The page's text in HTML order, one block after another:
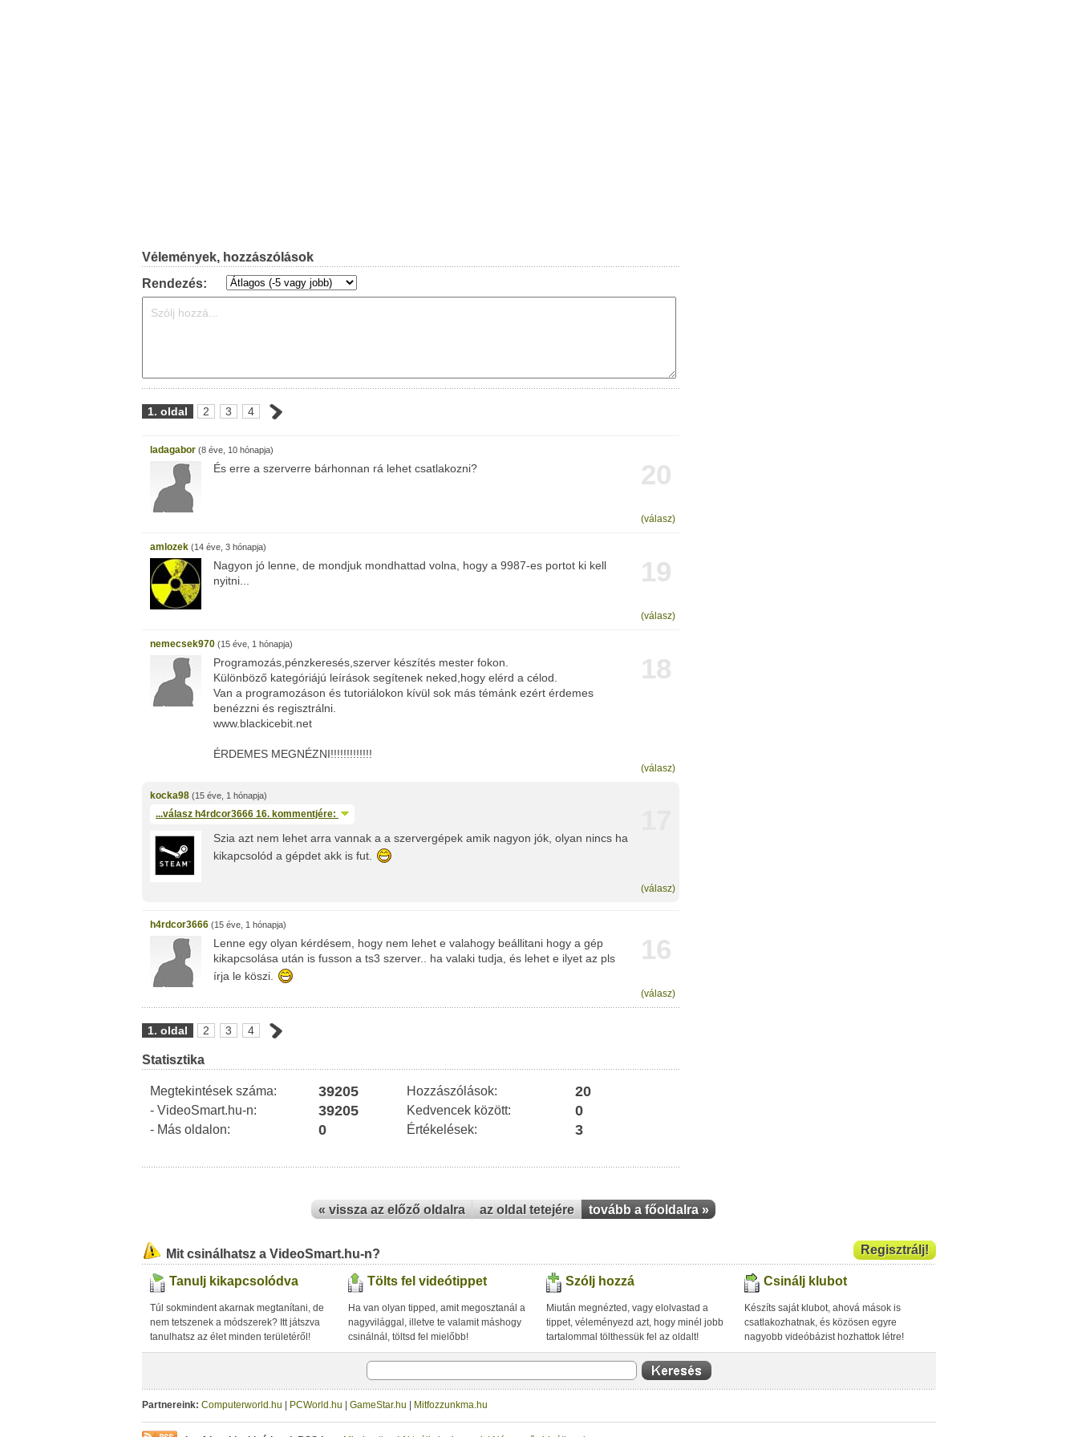
Vélemények, hozzászólások
Rendezés:
1. oldal 2 3 4
ladagabor (8 éve, 10 hónapja)
20
És erre a szerverre bárhonnan rá lehet csatlakozni?
(válasz)
amlozek (14 éve, 3 hónapja)
19
Nagyon jó lenne, de mondjuk mondhattad volna, hogy a 9987-es portot ki kell
nyitni...
(válasz)
nemecsek970 (15 éve, 1 hónapja)
18
Programozás,pénzkeresés,szerver készítés mester fokon.
Különböző kategóriájú leírások segítenek neked,hogy elérd a célod.
Van a programozáson és tutoriálokon kívül sok más témánk ezért érdemes
benézzni és regisztrálni.
www.blackicebit.net
ÉRDEMES MEGNÉZNI!!!!!!!!!!!!!
(válasz)
kocka98 (15 éve, 1 hónapja)
...válasz h4rdcor3666 16. kommentjére:
Szia azt nem lehet arra vannak a a szervergépek amik nagyon jók, olyan nincs ha
kikapcsolód a gépdet akk is fut.
(válasz)
h4rdcor3666 (15 éve, 1 hónapja)
16
Lenne egy olyan kérdésem, hogy nem lehet e valahogy beállitani hogy a gép
kikapcsolása után is fusson a ts3 szerver.. ha valaki tudja, és lehet e ilyet az pls
írja le köszi.
(válasz)
1. oldal 2 3 4
Statisztika
Megtekintések száma: 39205 Hozzászólások: 20
- VideoSmart.hu-n: 39205 Kedvencek között: 0
- Más oldalon: 0 Értékelések: 3
« vissza az előző oldalra az oldal tetejére tovább a főoldalra »
Regisztrálj!
Mit csinálhatsz a VideoSmart.hu-n?
Tanulj kikapcsolódva
Túl sokmindent akarnak megtanítani, de
nem tetszenek a módszerek? Itt játszva
tanulhatsz az élet minden területéről!
Tölts fel videótippet
Ha van olyan tipped, amit megosztanál a
nagyvilággal, illetve te valamit máshogy
csinálnál, töltsd fel mielőbb!
Szólj hozzá
Miután megnézted, vagy elolvastad a
tippet, véleményezd azt, hogy minél jobb
tartalommal tölthessük fel az oldalt!
Csinálj klubot
Készíts saját klubot, ahová mások is
csatlakozhatnak, és közösen egyre
nagyobb videóbázist hozhattok létre!
Partnereink: Computerworld.hu PCWorld.hu GameStar.hu Mitfozzunkma.hu